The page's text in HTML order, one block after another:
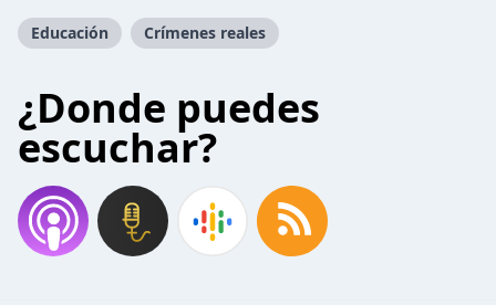
Educación Crímenes reales
¿Donde puedes
escuchar?